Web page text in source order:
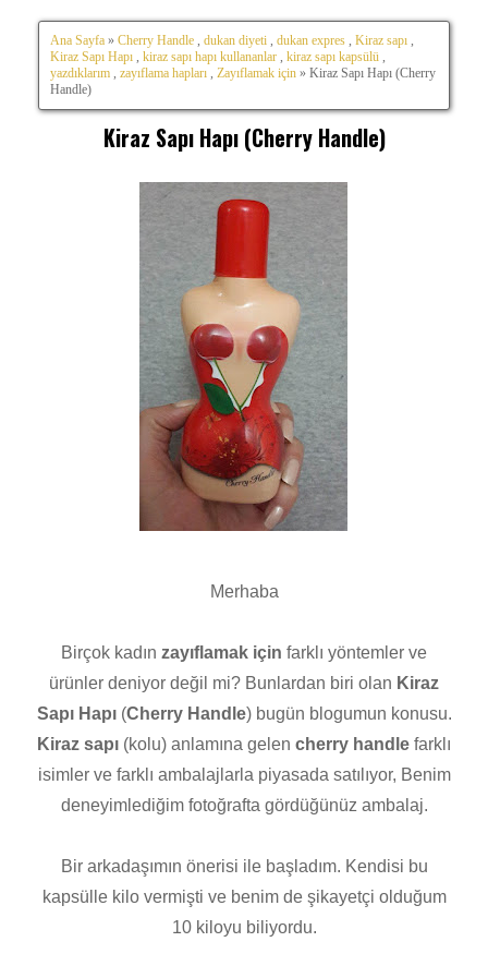
Ana Sayfa » Cherry Handle dukan diyeti dukan expres Kiraz sapı
Kiraz Sapı Hapı
kiraz sapı hapı kullananlar kiraz sapı kapsülü
yazdıklarım
zayıflama hapları Zayıflamak için » Kiraz Sapı Hapı (Cherry
Handle)
Kiraz Sapı Hapı (Cherry Handle)
Merhaba
Birçok kadın zayıflamak için farklı yöntemler ve
ürünler deniyor değil mi? Bunlardan biri olan Kiraz
Sapı Hapı(Cherry Handle) bugün blogumun konusu.
Kiraz sapı (kolu) anlamına gelen cherry handle farklı
isimler ve farklı ambalajlarla piyasada satılıyor, Benim
deneyimlediğim fotoğrafta gördüğünüz ambalaj.
Bir arkadaşımın önerisi ile başladım. Kendisi bu
kapsülle kilo vermişti ve benim de şikayetçi olduğum
10 kiloyu biliyordu.